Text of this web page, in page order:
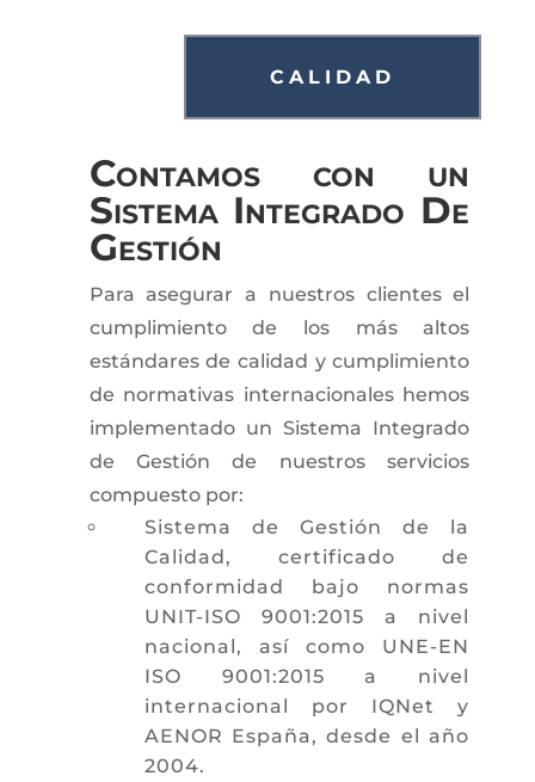
CALIDAD
Contamos con un
Sistema Integrado De
Gestión
Para asegurar a nuestros clientes el
cumplimiento de los más altos
estándares de calidad y cumplimiento
de normativas internacionales hemos
implementado un Sistema Integrado
de Gestión de nuestros servicios
compuesto por:
Sistema de Gestión de la
Calidad, certificado de
conformidad bajo normas
UNIT-ISO 9001:2015 a nivel
nacional, así como UNE-EN
ISO 9001:2015 a nivel
internacional por IQNet y
AENOR España, desde el año
2004.